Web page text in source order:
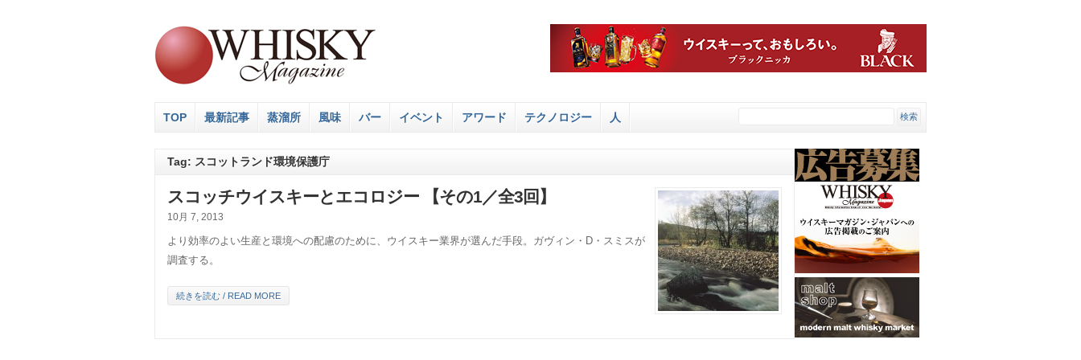
TOP 最新記事 蒸溜所 風味 バー イベント アワード テクノロジー 人
Tag: スコットランド環境保護庁
スコッチウイスキーとエコロジー 【その1／全3回】
10月 7, 2013
より効率のよい生産と環境への配慮のために、ウイスキー業界が選んだ手段。ガヴィン・D・スミスが
調査する。
続きを読む / READ MORE